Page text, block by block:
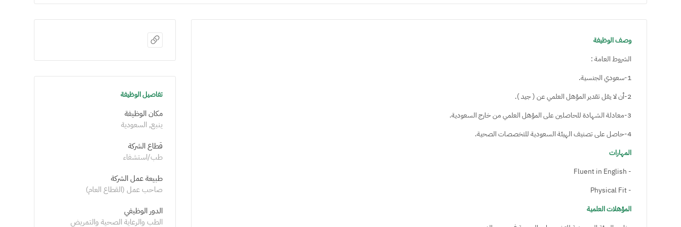
وصف الوظيفة
الشروط العامة :
1-سعودي الجنسية.
2-أن لا يقل تقدير المؤهل العلمي عن ( جيد ).
3-معادلة الشهادة للحاصلين على المؤهل العلمي من خارج السعودية.
4-حاصل على تصنيف الهيئة السعودية للتخصصات الصحية.
المهارات
- Fluent in English
- Physical Fit
المؤهلات العلمية
تفاصيل الوظيفة
مكان الوظيفة
ينبع, السعودية
قطاع الشركة
طب/استشفاء
طبيعة عمل الشركة
صاحب عمل (القطاع العام)
الدور الوظيفي
الطب والرعاية الصحية والتمريض